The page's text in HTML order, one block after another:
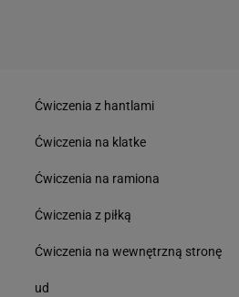
Ćwiczenia z hantlami
Ćwiczenia na klatke
Ćwiczenia na ramiona
Ćwiczenia z piłką
Ćwiczenia na wewnętrzną stronę
ud